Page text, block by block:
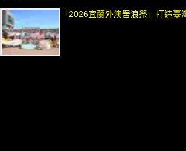
「2026宜蘭外澳罟浪祭」打造臺